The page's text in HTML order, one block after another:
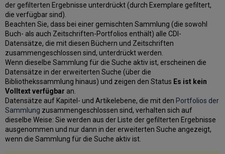
der gefilterten Ergebnisse unterdrückt (durch Exemplare gefiltert,
die verfügbar sind).
Beachten Sie, dass bei einer gemischten Sammlung (die sowohl
Buch- als auch Zeitschriften-Portfolios enthält) alle CDI-
Datensätze, die mit diesen Büchern und Zeitschriften
zusammengeschlossen sind, unterdrückt werden.
Wenn dieselbe Sammlung für die Suche aktiv ist, erscheinen die
Datensätze in der erweiterten Suche (über die
Bibliothekssammlung hinaus) und zeigen den Status Es ist kein
Volltext verfügbar an.
Datensätze auf Kapitel- und Artikelebene, die mit den Portfolios der
Sammlung zusammengeschlossen sind, verhalten sich auf
dieselbe Weise: Sie werden aus der Liste der gefilterten Ergebnisse
ausgenommen und nur dann in der erweiterten Suche angezeigt,
wenn die Sammlung für die Suche aktiv ist.